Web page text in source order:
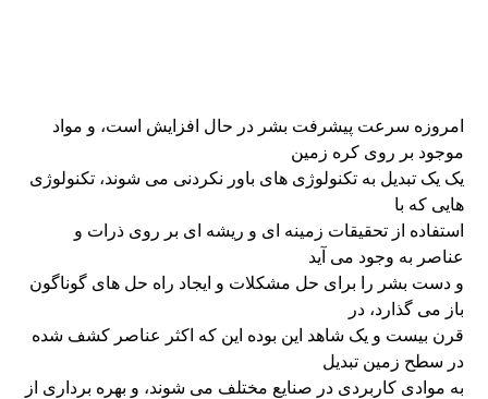
امروزه سرعت پیشرفت بشر در حال افزایش است، و مواد
موجود بر روی کره زمین
یک یک تبدیل به تکنولوژی های باور نکردنی می شوند، تکنولوژی
هایی که با
استفاده از تحقیقات زمینه ای و ریشه ای بر روی ذرات و
عناصر به وجود می آید
و دست بشر را برای حل مشکلات و ایجاد راه حل های گوناگون
باز می گذارد، در
قرن بیست و یک شاهد این بوده این که اکثر عناصر کشف شده
در سطح زمین تبدیل
به موادی کاربردی در صنایع مختلف می شوند، و بهره برداری از